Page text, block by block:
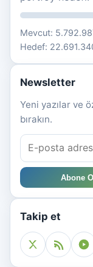
Mevcut:
Hedef:
Newsletter
Yeni yazılar ve
bırakın.
Abone
Takip et